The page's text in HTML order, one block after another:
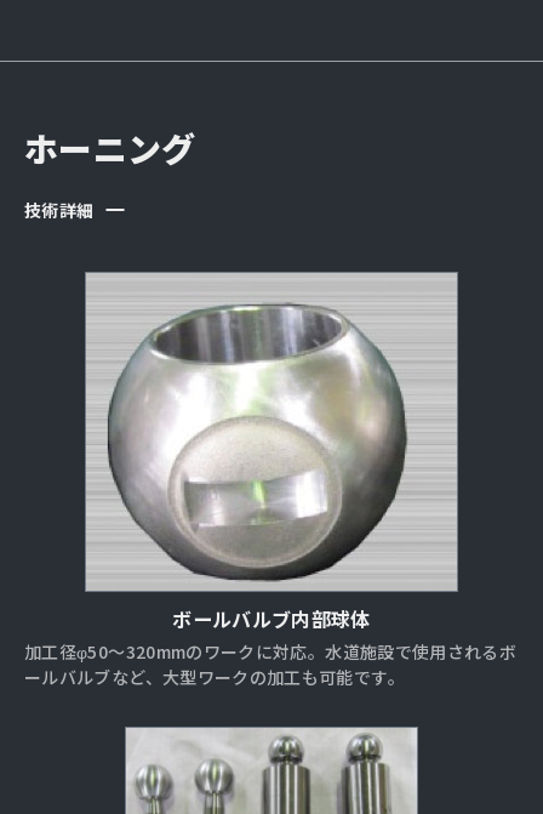
ホーニング
技術詳細
ボールバルブ内部球体
加工径φ50～320mmのワークに対応。水道施設で使用されるボ
ールバルブなど、大型ワークの加工も可能です。